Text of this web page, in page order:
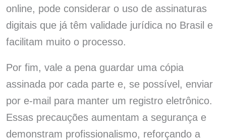
online, pode considerar o uso de assinaturas
digitais que já têm validade jurídica no Brasil e
facilitam muito o processo.
Por fim, vale a pena guardar uma cópia
assinada por cada parte e, se possível, enviar
por e-mail para manter um registro eletrônico.
Essas precauções aumentam a segurança e
demonstram profissionalismo, reforçando a